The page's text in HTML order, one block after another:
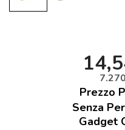
Prezzo
Senza
Gadget